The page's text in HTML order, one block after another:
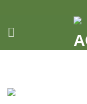
contenido